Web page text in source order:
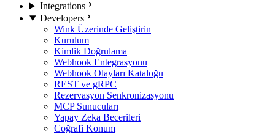
Integrations
Developers
Wink Üzerinde Geliştirin
Kurulum
Kimlik Doğrulama
Webhook Entegrasyonu
Webhook Olayları Kataloğu
REST ve gRPC
Rezervasyon Senkronizasyonu
MCP Sunucuları
Yapay Zeka Becerileri
Coğrafi Konum